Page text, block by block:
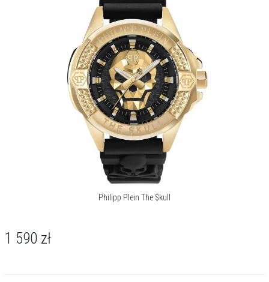
łączącym bogate i śmiałe detale. $KULL i $KELETON to jedne z
ikonicznych motywów graficznych Philipp Plein, które zdobią
kolekcję. Poszczególne linie czasomierzy są zróżnicowane, można w
nich znaleźć zarówno ponadczasowe, eleganckie wzory, jak i bardziej
ekstrawaganckie stylizacje.
Więcej o marce
Philipp Plein The $kull
1 590 zł